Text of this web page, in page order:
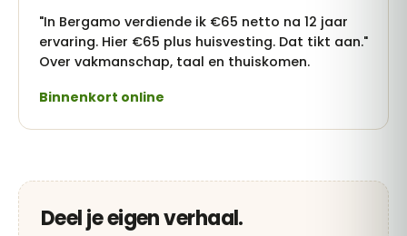
"In Bergamo verdiende ik €65 netto na 12 jaar
ervaring. Hier €65 plus huisvesting. Dat tikt aan."
Over vakmanschap, taal en thuiskomen.
Binnenkort online
Deel je eigen verhaal.